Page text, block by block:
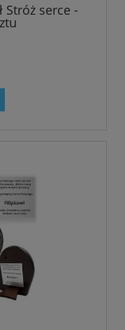
Stróż serce -